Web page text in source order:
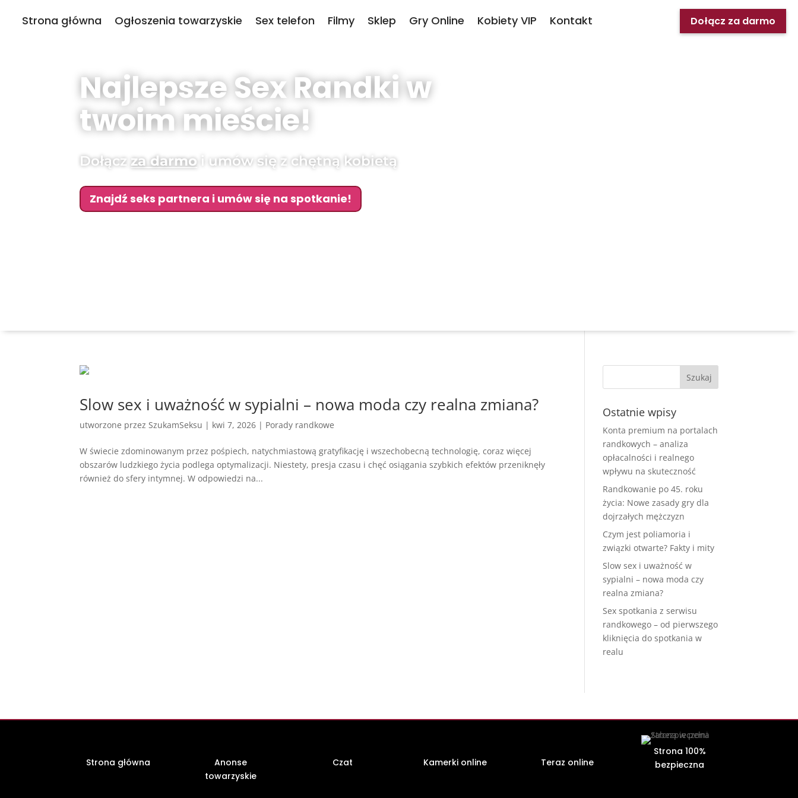
Strona główna Ogłoszenia towarzyskie Sex telefon Filmy Sklep Gry Online Kobiety VIP Kontakt Dołącz za darmo
Najlepsze Sex Randki w
twoim mieście!
Dołączza darmo i umów się z chętną kobietą
Znajdź seks partnera i umów się na spotkanie!
Slow sex i uważność w sypialni – nowa moda czy realna zmiana?
utworzone przez SzukamSeksu | kwi 7, 2026 | Porady randkowe
W świecie zdominowanym przez pośpiech, natychmiastową gratyfikację i wszechobecną technologię, coraz więcej
obszarów ludzkiego życia podlega optymalizacji. Niestety, presja czasu i chęć osiągania szybkich efektów przeniknęły
również do sfery intymnej. W odpowiedzi na...
Ostatnie wpisy
Konta premium na portalach
randkowych – analiza
opłacalności i realnego
wpływu na skuteczność
Randkowanie po 45. roku
życia: Nowe zasady gry dla
dojrzałych mężczyzn
Czym jest poliamoria i
związki otwarte? Fakty i mity
Slow sex i uważność w
sypialni – nowa moda czy
realna zmiana?
Sex spotkania z serwisu
randkowego – od pierwszego
kliknięcia do spotkania w
realu
Strona główna
Anonse
towarzyskie
Czat Kamerki online Teraz online
Strona 100%
bezpieczna